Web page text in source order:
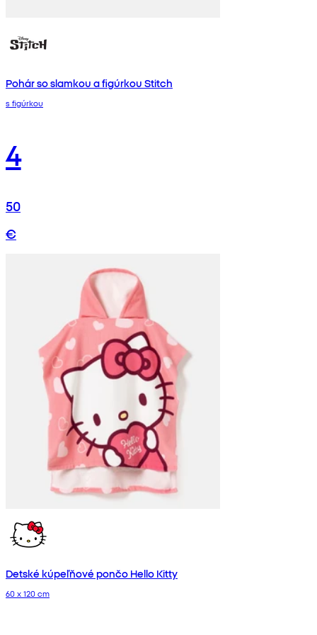
Pohár so slamkou a figúrkou Stitch
s figúrkou
4
50
€
Detské kúpeľňové pončo Hello Kitty
60 x 120 cm